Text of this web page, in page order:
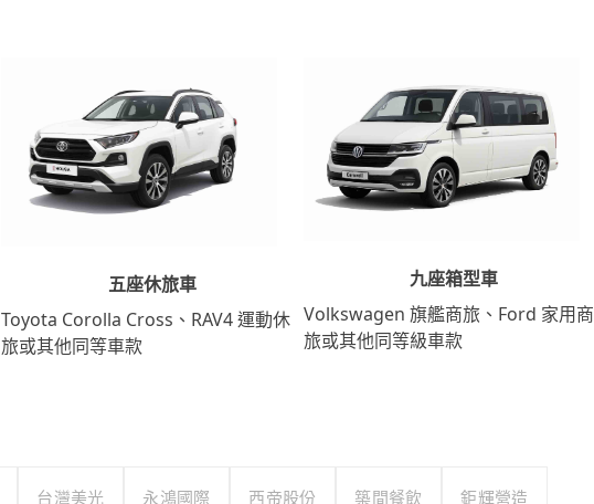
五座休旅車
Toyota Corolla Cross、RAV4 運動休
旅或其他同等車款
九座箱型車
Volkswagen 旗艦商旅、Ford 家用商
旅或其他同等級車款
台灣美光
永鴻國際
西帝股份
築間餐飲
鉅輝營造